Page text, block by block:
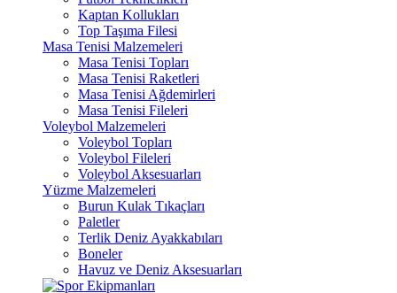
Kaptan Kollukları
Top Taşıma Filesi
Masa Tenisi Malzemeleri
Masa Tenisi Topları
Masa Tenisi Raketleri
Masa Tenisi Ağdemirleri
Masa Tenisi Fileleri
Voleybol Malzemeleri
Voleybol Topları
Voleybol Fileleri
Voleybol Aksesuarları
Yüzme Malzemeleri
Burun Kulak Tıkaçları
Paletler
Terlik Deniz Ayakkabıları
Boneler
Havuz ve Deniz Aksesuarları